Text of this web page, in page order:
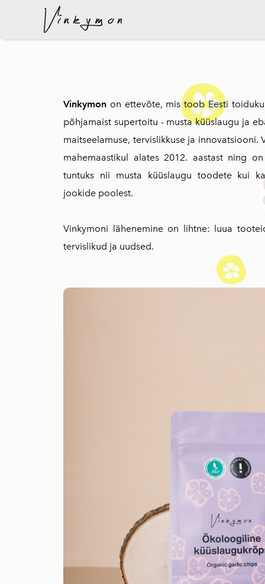
lisati ostukorvi.
Vinkymon on ettevõte, mis toob Eesti
põhjamaist supertoitu - musta küüslaugu ja
maitseelamuse, tervislikkuse ja innovatsiooni.
mahemaastikul alates 2012. aastast ning
tuntuks nii musta küüslaugu toodete kui
jookide poolest.
Vinkymoni lähenemine on lihtne: luua
tervislikud ja uudsed.